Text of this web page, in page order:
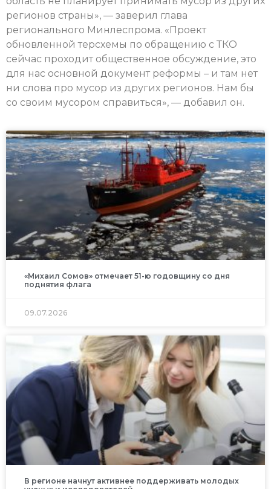
регионов страны», — заверил глава
регионального Минлеспрома. «Проект
обновленной терсхемы по обращению с ТКО
сейчас проходит общественное обсуждение, это
для нас основной документ реформы – и там нет
ни слова про мусор из других регионов. Нам бы
со своим мусором справиться», — добавил он.
«Михаил Сомов» отмечает 51-ю годовщину со дня
поднятия флага
09.07.2026
В регионе начнут активнее поддерживать молодых